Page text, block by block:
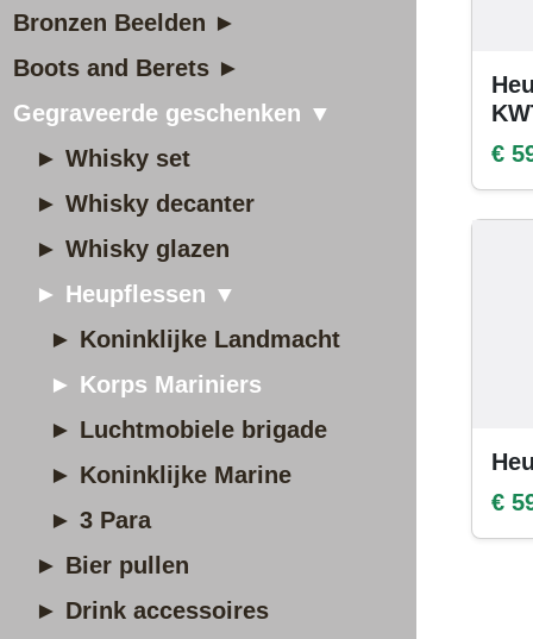
Bronzen Beelden ►
Boots and Berets ►
Gegraveerde geschenken ▼
► Whisky set
► Whisky decanter
► Whisky glazen
► Heupflessen ▼
► Koninklijke Landmacht
► Korps Mariniers
► Luchtmobiele brigade
► Koninklijke Marine
► 3 Para
► Bier pullen
► Drink accessoires
€
€